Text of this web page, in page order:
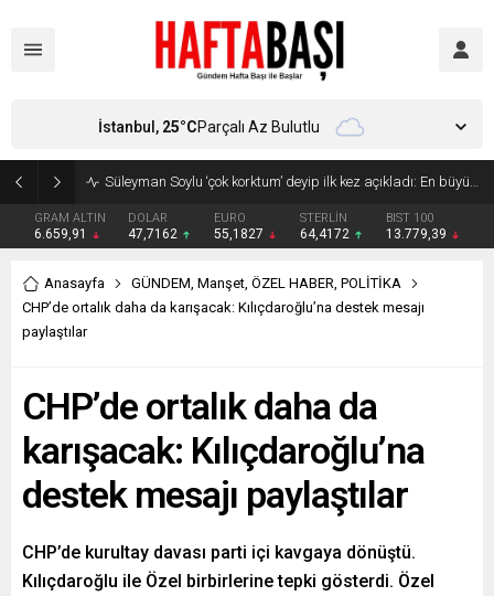
Süleyman Soylu ‘çok korktum’ deyip ilk kez açıkladı: En büyük tehdit dışarısıdır!
GRAM ALTIN
6.659,91
DOLAR
47,7162
EURO
55,1827
STERLİN
64,4172
BIST 100
13.779,39
İstanbul, 25°CParçalı Az Bulutlu
Anasayfa GÜNDEM, Manşet, ÖZEL HABER, POLİTİKA
CHP’de ortalık daha da karışacak: Kılıçdaroğlu’na destek mesajı
paylaştılar
CHP’de ortalık daha da
karışacak: Kılıçdaroğlu’na
destek mesajı paylaştılar
CHP’de kurultay davası parti içi kavgaya dönüştü.
Kılıçdaroğlu ile Özel birbirlerine tepki gösterdi. Özel